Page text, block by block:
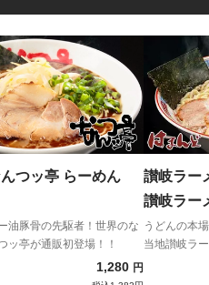
つッ亭 らーめん
油豚骨の先駆者！世界のな
ッ亭が通販初登場！！
1,280 円
讃岐ラー
讃岐ラー
うどんの本
当地讃岐ラ